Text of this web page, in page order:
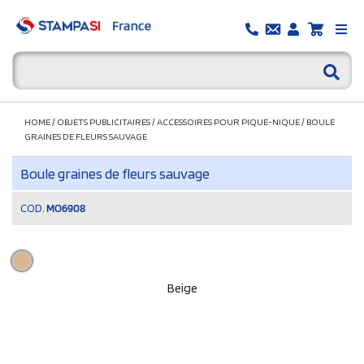
HOME/ OBJETS PUBLICITAIRES/ACCESSOIRES POUR PIQUE-NIQUE/ BOULE
GRAINES DE FLEURS SAUVAGE
Boule graines de fleurs sauvage
COD. MO6908
Beige